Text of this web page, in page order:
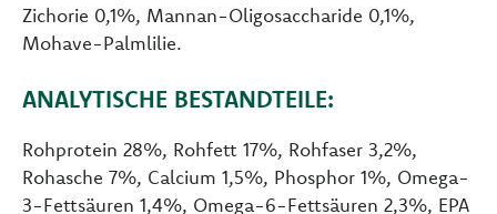
Zichorie 0,1%, Mannan-Oligosaccharide 0,1%,
Mohave-Palmlilie.
ANALYTISCHE BESTANDTEILE:
Rohprotein 28%, Rohfett 17%, Rohfaser 3,2%,
Rohasche 7%, Calcium 1,5%, Phosphor 1%, Omega-
3-Fettsäuren 1,4%, Omega-6-Fettsäuren 2,3%, EPA